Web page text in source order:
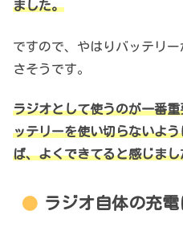
ました。
ですので、やはりバッテリ
さそうです。
ラジオとして使うのが一番
ッテリーを使い切らないよ
ば、よくできてると感じまし
ラジオ自体の充